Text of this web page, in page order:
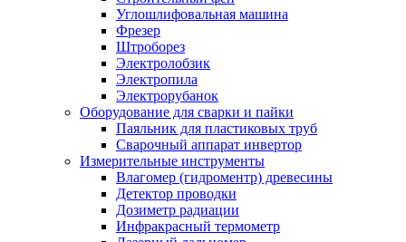
Углошлифовальная машина
Фрезер
Штроборез
Электролобзик
Электропила
Электрорубанок
Оборудование для сварки и пайки
Паяльник для пластиковых труб
Сварочный аппарат инвертор
Измерительные инструменты
Влагомер (гидроментр) древесины
Детектор проводки
Дозиметр радиации
Инфракрасный термометр